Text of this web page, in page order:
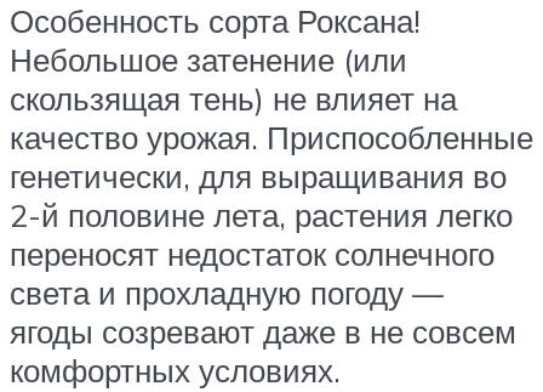
Особенность сорта Роксана!
Небольшое затенение (или
скользящая тень) не влияет на
качество урожая. Приспособленные
генетически, для выращивания во
2-й половине лета, растения легко
переносят недостаток солнечного
света и прохладную погоду —
ягоды созревают даже в не совсем
комфортных условиях.